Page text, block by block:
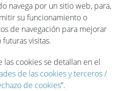
navega por un sitio web, para,
su funcionamiento o
de navegación para mejorar
visitas.
las cookies se detallan en el
de las cookies y terceros /
de cookies”.